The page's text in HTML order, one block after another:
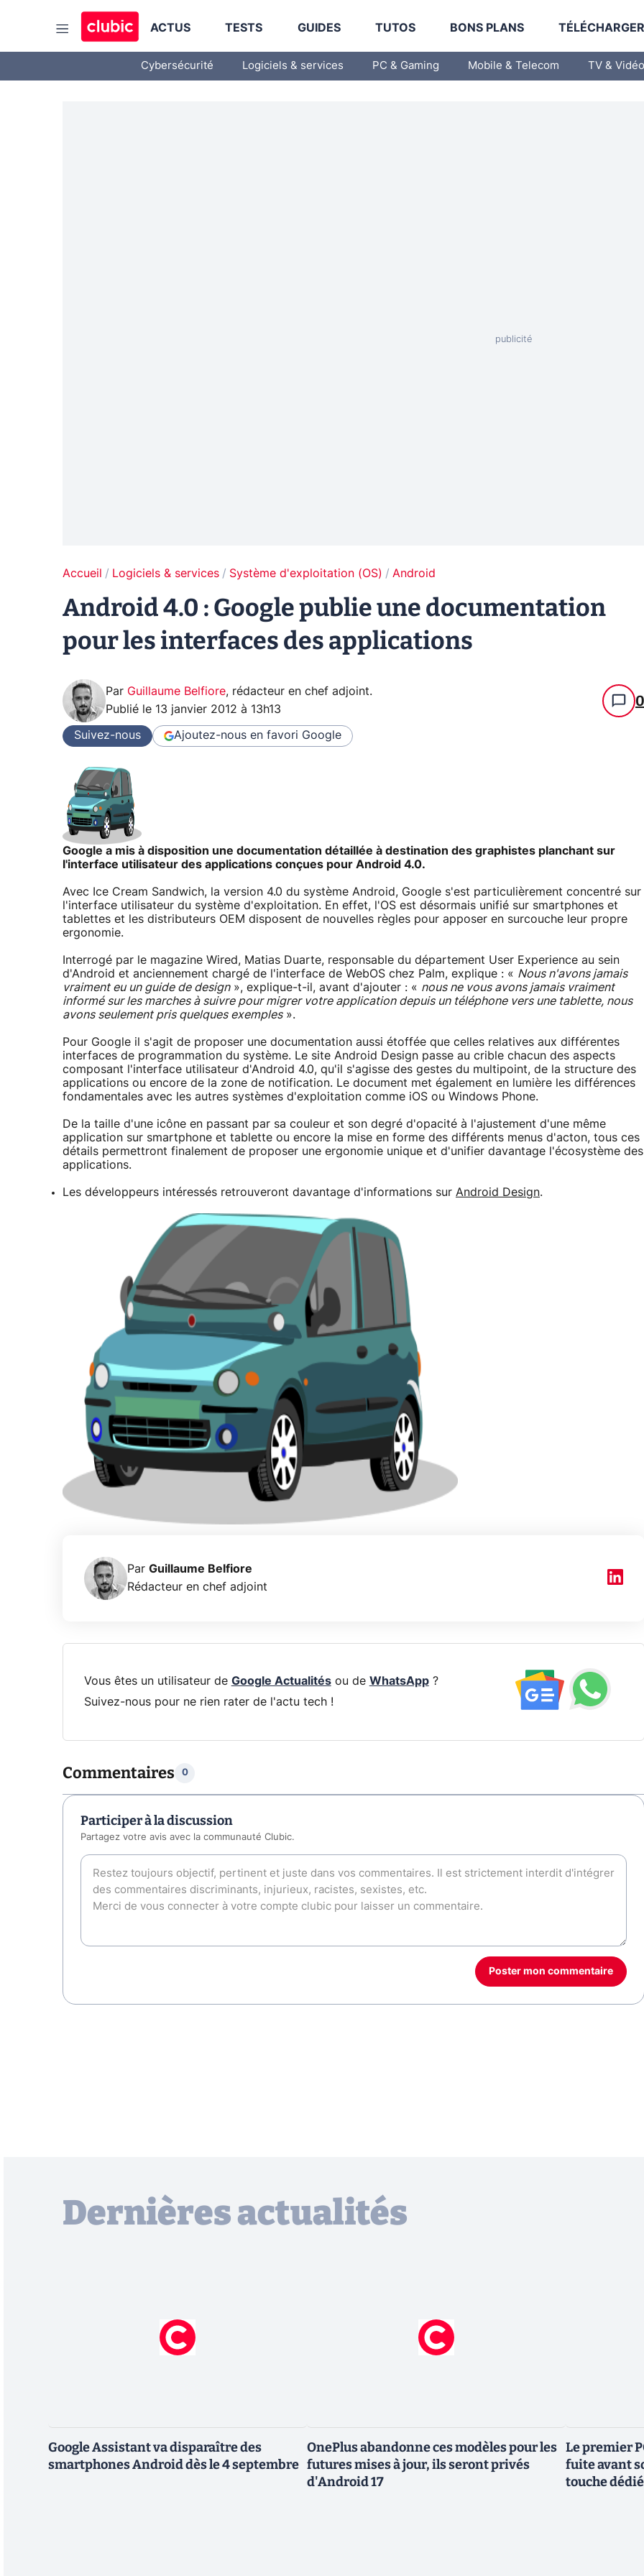
ACTUS TESTS GUIDES TUTOS BONS PLANS
Cybersécurité Logiciels & services PC & Gaming Mobile & Telecom TV & Vidéo
Accueil Logiciels & services Système d'exploitation (OS) Android
Android 4.0 : Google publie une documentation
pour les interfaces des applications
Par Guillaume Belfiore, rédacteur en chef adjoint.
Publié le 13 janvier 2012 à 13h13 0
Suivez-nous Ajoutez-nous en favori Google
Google a mis à disposition une documentation détaillée à destination des graphistes planchant sur
l'interface utilisateur des applications conçues pour Android 4.0.
Avec Ice Cream Sandwich, la version 4.0 du système Android, Google s'est particulièrement concentré sur
l'interface utilisateur du système d'exploitation. En effet, l'OS est désormais unifié sur smartphones et
tablettes et les distributeurs OEM disposent de nouvelles règles pour apposer en surcouche leur propre
ergonomie.
Interrogé par le magazine Wired, Matias Duarte, responsable du département User Experience au sein
d'Android et anciennement chargé de l'interface de WebOS chez Palm, explique : « Nous n'avons jamais
vraiment eu un guide de design», explique-t-il, avant d'ajouter : « nous ne vous avons jamais vraiment
informé sur les marches à suivre pour migrer votre application depuis un téléphone vers une tablette, nous
avons seulement pris quelques exemples».
Pour Google il s'agit de proposer une documentation aussi étoffée que celles relatives aux différentes
interfaces de programmation du système. Le site Android Design passe au crible chacun des aspects
composant l'interface utilisateur d'Android 4.0, qu'il s'agisse des gestes du multipoint, de la structure des
applications ou encore de la zone de notification. Le document met également en lumière les différences
fondamentales avec les autres systèmes d'exploitation comme iOS ou Windows Phone.
De la taille d'une icône en passant par sa couleur et son degré d'opacité à l'ajustement d'une même
application sur smartphone et tablette ou encore la mise en forme des différents menus d'acton, tous ces
détails permettront finalement de proposer une ergonomie unique et d'unifier davantage l'écosystème des
applications.
Les développeurs intéressés retrouveront davantage d'informations sur Android Design.
Par Guillaume Belfiore
Rédacteur en chef adjoint
Vous êtes un utilisateur de Google Actualitésou de WhatsApp?
Suivez-nous pour ne rien rater de l'actu tech !
Commentaires 0
Participer à la discussion
Partagez votre avis avec la communauté Clubic.
Poster mon commentaire
Dernières actualités
Google Assistant va disparaître des
smartphones Android dès le 4 septembre
OnePlus abandonne ces modèles pour les
futures mises à jour, ils seront privés
d'Android 17
Le premier
fuite avant
touche